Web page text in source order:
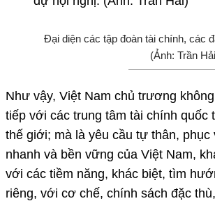
Đại diện các tập đoàn tài chính, các
(Ảnh: Trần
Như vậy, Việt Nam chủ trương
tiếp với các trung tâm tài chính quốc
thế giới; mà là yêu cầu tự thân, phục
nhanh và bền vững của Việt Nam,
với các tiềm năng, khác biệt, tìm
riêng, với cơ chế, chính sách đặc